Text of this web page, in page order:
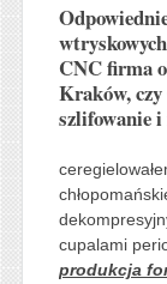
CNC firma
Kraków,
szlifowanie
cupalami
produkcja